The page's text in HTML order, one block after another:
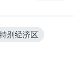
别经济区